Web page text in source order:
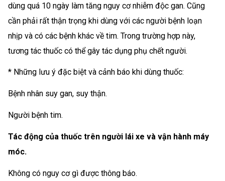
dùng quá 10 ngày làm tăng nguy cơ nhiễm độc gan. Cũng
cần phải rất thận trọng khi dùng với các người bệnh loạn
nhịp và có các bệnh khác về tim. Trong trường hợp này,
tương tác thuốc có thể gây tác dụng phụ chết người.
* Những lưu ý đặc biệt và cảnh báo khi dùng thuốc:
Bệnh nhân suy gan, suy thận.
Người bệnh tim.
Tác động của thuốc trên người lái xe và vận hành máy
móc.
Không có nguy cơ gì được thông báo.